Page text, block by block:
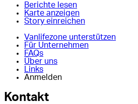
Berichte lesen
Karte anzeigen
Story einreichen
Vanlifezone unterstützen
Für Unternehmen
FAQs
Über uns
Links
Anmelden
Kontakt